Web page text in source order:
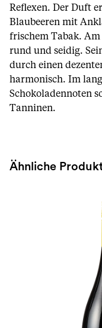
Reflexen. Der Duft
Blaubeeren mit
frischem Tabak.
rund und seidig.
durch einen
harmonisch. Im
Schokoladennoten
Tanninen.
Ähnliche